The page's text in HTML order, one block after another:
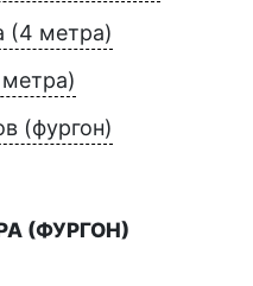
(4 метра)
(фургон)
(ФУРГОН)